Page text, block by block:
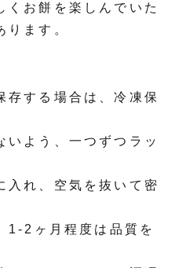
くお餅を楽しんでいた
ります。
存する場合は、冷凍保
いよう、一つずつラッ
入れ、空気を抜いて密
1-2ヶ月程度は品質を